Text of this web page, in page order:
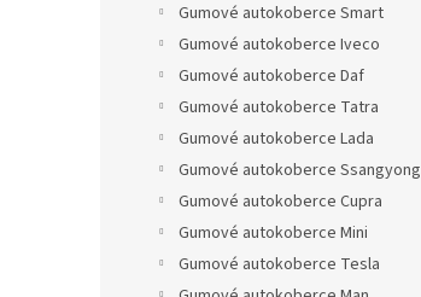
Gumové autokoberce Smart
Gumové autokoberce Iveco
Gumové autokoberce Daf
Gumové autokoberce Tatra
Gumové autokoberce Lada
Gumové autokoberce Ssangyong
Gumové autokoberce Cupra
Gumové autokoberce Mini
Gumové autokoberce Tesla